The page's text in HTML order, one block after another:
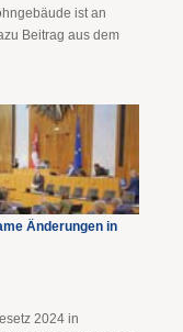
ist an
Beitrag aus dem
Änderungen in
2024 in